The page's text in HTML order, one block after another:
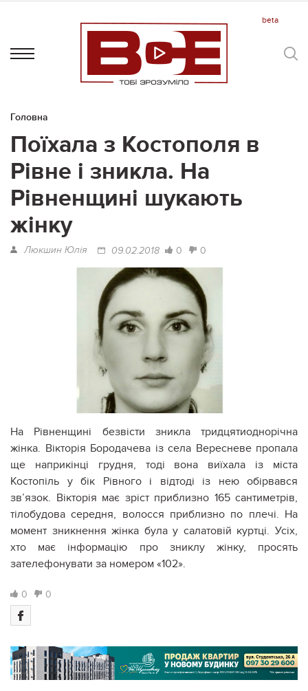
Головна
Поїхала з Костополя в
Рівне і зникла. На
Рівненщині шукають
жінку
Люкшин Юлія 09.02.2018 0 0
На Рівненщині безвісти зникла тридцятиоднорічна
жінка. Вікторія Бородачева із села Вересневе пропала
ще наприкінці грудня, тоді вона виїхала із міста
Костопіль у бік Рівного і відтоді із нею обірвався
зв’язок. Вікторія має зріст приблизно 165 сантиметрів,
тілобудова середня, волосся приблизно по плечі. На
момент зникнення жінка була у салатовій куртці. Усіх,
хто має інформацію про зниклу жінку, просять
зателефонувати за номером «102».
0 0